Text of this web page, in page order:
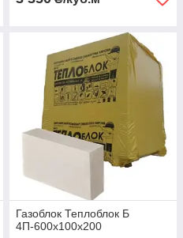
Газоблок Теплоблок Б
4П-600х100х200